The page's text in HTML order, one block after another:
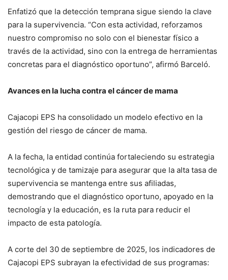
Enfatizó que la detección temprana sigue siendo la clave
para la supervivencia. “Con esta actividad, reforzamos
nuestro compromiso no solo con el bienestar físico a
través de la actividad, sino con la entrega de herramientas
concretas para el diagnóstico oportuno”, afirmó Barceló.
Avances en la lucha contra el cáncer de mama
Cajacopi EPS ha consolidado un modelo efectivo en la
gestión del riesgo de cáncer de mama.
A la fecha, la entidad continúa fortaleciendo su estrategia
tecnológica y de tamizaje para asegurar que la alta tasa de
supervivencia se mantenga entre sus afiliadas,
demostrando que el diagnóstico oportuno, apoyado en la
tecnología y la educación, es la ruta para reducir el
impacto de esta patología.
A corte del 30 de septiembre de 2025, los indicadores de
Cajacopi EPS subrayan la efectividad de sus programas: